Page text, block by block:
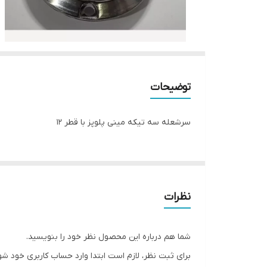
توضیحات
سرشعله سه تیکه مینی پلوپز با قطر 12
نظرات
شما هم درباره این محصول نظر خود را بنویسید.
برای ثبت نظر، لازم است ابتدا وارد حساب کاربری خود